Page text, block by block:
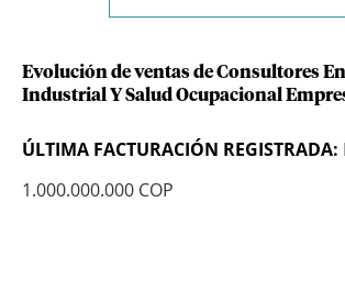
Evolución de ventas de Consultores
Industrial Y Salud Ocupacional
ÚLTIMA FACTURACIÓN REGISTRADA:
1.000.000.000 COP